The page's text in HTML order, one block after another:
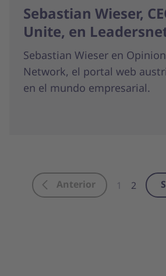
Anterior 1 2
Sebastian Wieser,
Unite, en
Sebastian Wieser en
Network, el portal web
en el mundo empresarial.